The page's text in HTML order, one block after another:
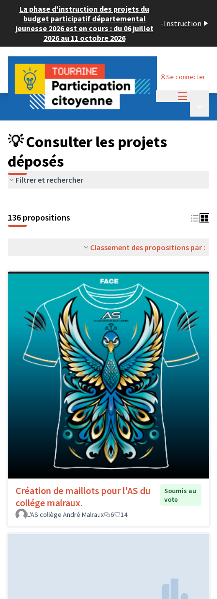
La phase d'instruction des projets du
budget participatif départemental
jeunesse 2026 est en cours : du 06 juillet
2026 au 11 octobre 2026
-Instruction
Se connecter
Budget Participatif JEUNESSE 2024
💡 Consulter les projets déposés
💡 Consulter les projets
déposés
Filtrer et rechercher
136 propositions
Classement des propositions par :
Création de maillots pour l'AS du
collége malraux.
Soumis au
vote
L'AS collège André Malraux
6 14